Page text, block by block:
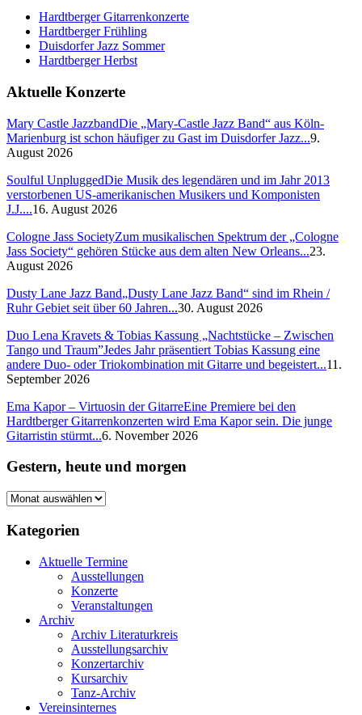
Hardtberger Gitarrenkonzerte
Hardtberger Frühling
Duisdorfer Jazz Sommer
Hardtberger Herbst
Aktuelle Konzerte
Mary Castle JazzbandDie „Mary-Castle Jazz Band“ aus Köln-
Marienburg ist schon häufiger zu Gast im Duisdorfer Jazz...9.
August 2026
Soulful UnpluggedDie Musik des legendären und im Jahr 2013
verstorbenen US-amerikanischen Musikers und Komponisten
J.J....16. August 2026
Cologne Jass SocietyZum musikalischen Spektrum der „Cologne
Jass Society“ gehören Stücke aus dem alten New Orleans...23.
August 2026
Dusty Lane Jazz Band„Dusty Lane Jazz Band“ sind im Rhein /
Ruhr Gebiet seit über 60 Jahren...30. August 2026
Duo Lena Kravets & Tobias Kassung „Nachtstücke – Zwischen
Tango und Traum”Jedes Jahr präsentiert Tobias Kassung eine
andere Duo- oder Triokombination mit Gitarre und begeistert...11.
September 2026
Ema Kapor – Virtuosin der GitarreEine Premiere bei den
Hardtberger Gitarrenkonzerten wird Ema Kapor sein. Die junge
Gitarristin stürmt...6. November 2026
Gestern, heute und morgen
Gestern,
und
morgen
Kategorien
Aktuelle Termine
Ausstellungen
Konzerte
Veranstaltungen
Archiv
Archiv Literaturkreis
Ausstellungsarchiv
Konzertarchiv
Kursarchiv
Tanz-Archiv
Vereinsinternes